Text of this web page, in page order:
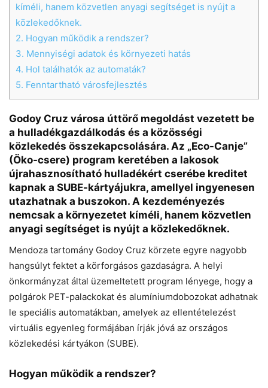
kíméli, hanem közvetlen anyagi segítséget is nyújt a
közlekedőknek.
2. Hogyan működik a rendszer?
3. Mennyiségi adatok és környezeti hatás
4. Hol találhatók az automaták?
5. Fenntartható városfejlesztés
Godoy Cruz városa úttörő megoldást vezetett be
a hulladékgazdálkodás és a közösségi
közlekedés összekapcsolására. Az „Eco-Canje”
(Öko-csere) program keretében a lakosok
újrahasznosítható hulladékért cserébe kreditet
kapnak a SUBE-kártyájukra, amellyel ingyenesen
utazhatnak a buszokon. A kezdeményezés
nemcsak a környezetet kíméli, hanem közvetlen
anyagi segítséget is nyújt a közlekedőknek.
Mendoza tartomány Godoy Cruz körzete egyre nagyobb
hangsúlyt fektet a körforgásos gazdaságra. A helyi
önkormányzat által üzemeltetett program lényege, hogy a
polgárok PET-palackokat és alumíniumdobozokat adhatnak
le speciális automatákban, amelyek az ellentételezést
virtuális egyenleg formájában írják jóvá az országos
közlekedési kártyákon (SUBE).
Hogyan működik a rendszer?
Chat
Helló! Miben segíthetek ma?